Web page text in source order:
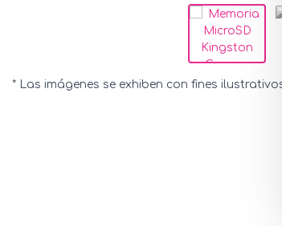
* Las imágenes se exhiben con fines